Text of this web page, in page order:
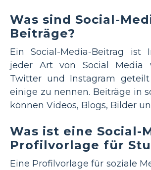
Was sind Social-
Beiträge?
Ein Social-Media-Beitrag ist
jeder Art von Social Media
Twitter und Instagram
einige zu nennen. Beiträge in
können Videos, Blogs, Bilder
Was ist eine Social-
Profilvorlage für
Eine Profilvorlage für soziale